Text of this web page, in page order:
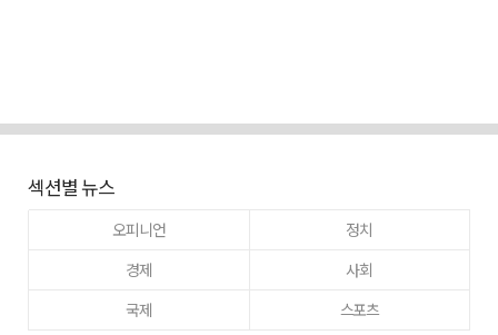
섹션별 뉴스
오피니언
정치
경제
사회
국제
스포츠